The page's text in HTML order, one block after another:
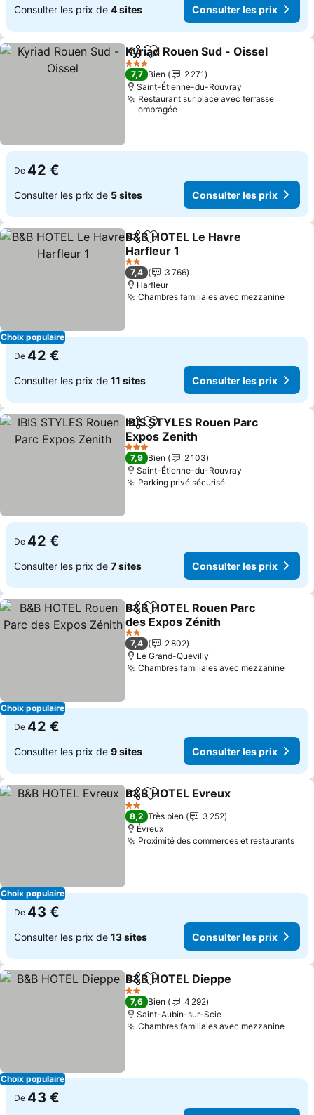
Consulter les prix de 4 sites Consulter les prix
PartagerAjouter à mes favoris
Kyriad Rouen Sud - Oissel
3 Étoiles
7,7 Bien
2 271
Saint-Étienne-du-Rouvray
Restaurant sur place avec terrasse
ombragée
De 42 €
Consulter les prix de 5 sites Consulter les prix
Choix populaire
PartagerAjouter à mes favoris
B&B HOTEL Le Havre
Harfleur 1
2 Étoiles
7,4
3 766
Harfleur
Chambres familiales avec mezzanine
De 42 €
Consulter les prix de 11 sites Consulter les prix
PartagerAjouter à mes favoris
IBIS STYLES Rouen Parc
Expos Zenith
3 Étoiles
7,9 Bien
2 103
Saint-Étienne-du-Rouvray
Parking privé sécurisé
De 42 €
Consulter les prix de 7 sites Consulter les prix
Choix populaire
PartagerAjouter à mes favoris
B&B HOTEL Rouen Parc
des Expos Zénith
2 Étoiles
7,4
2 802
Le Grand-Quevilly
Chambres familiales avec mezzanine
De 42 €
Consulter les prix de 9 sites Consulter les prix
Choix populaire
PartagerAjouter à mes favoris
B&B HOTEL Evreux
2 Étoiles
8,2 Très bien
3 252
Évreux
Proximité des commerces et restaurants
De 43 €
Consulter les prix de 13 sites Consulter les prix
Choix populaire
PartagerAjouter à mes favoris
B&B HOTEL Dieppe
2 Étoiles
7,6 Bien
4 292
Saint-Aubin-sur-Scie
Chambres familiales avec mezzanine
De 43 €